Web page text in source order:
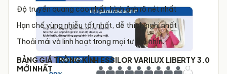
Độ truyền quang cao nhất, hình ảnh rõ nét nhất
Hạn chế vùng nhiễu tốt nhất, dễ thích nghi nhất
Thoải mái và linh hoạt trong mọi tư thế nhìn.
BẢNG GIÁ TRÒNG KÍNH ESSILOR VARILUX LIBERTY 3.0
MỚI NHẤT